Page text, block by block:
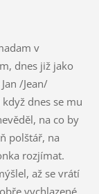
v
dnes již jako
/Jean/
dnes se mu
na co by
polštář, na
rozjímat.
až se vrátí
vychlazené